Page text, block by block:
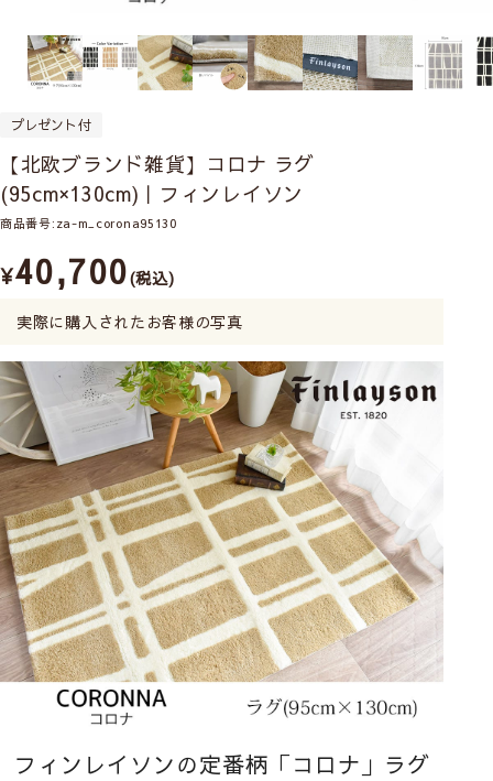
プレゼント付
【北欧ブランド雑貨】コロナ ラグ
(95cm×130cm)｜フィンレイソン
商品番号 za-m_corona95130
¥40,700 税込
実際に購入されたお客様の写真
フィンレイソンの定番柄「コロナ」ラグ